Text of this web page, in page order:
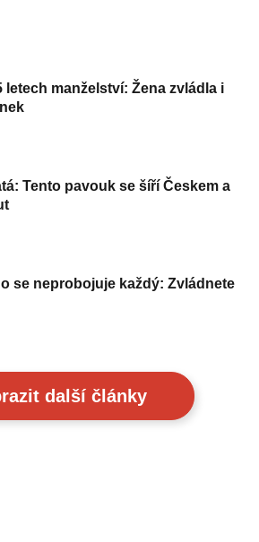
letech manželství: Žena zvládla i
Tento pavouk se šíří Českem a
se neprobojuje každý: Zvládnete
další články